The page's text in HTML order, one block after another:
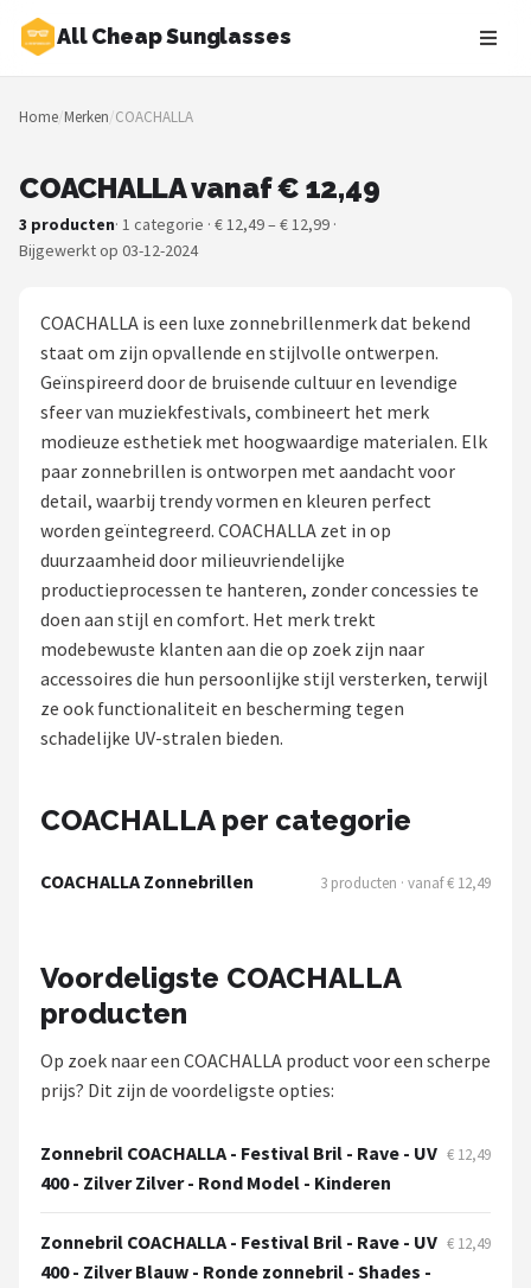
All Cheap Sunglasses
Zoeken
NAVIGATIE
Merken
Zonnebrillen
Baby zonnebrillen
POPULAIRE MERKEN
Polaroid
Kingseven
Sinner
Fako Fashion®
Guess
Fako Sunglasses®
Zonnebril Dames
Home/Merken/COACHALLA
COACHALLA vanaf € 12,49
3 producten· 1 categorie · € 12,49 – € 12,99 ·
Bijgewerkt op 03-12-2024
COACHALLA is een luxe zonnebrillenmerk dat bekend
staat om zijn opvallende en stijlvolle ontwerpen.
Geïnspireerd door de bruisende cultuur en levendige
sfeer van muziekfestivals, combineert het merk
modieuze esthetiek met hoogwaardige materialen. Elk
paar zonnebrillen is ontworpen met aandacht voor
detail, waarbij trendy vormen en kleuren perfect
worden geïntegreerd. COACHALLA zet in op
duurzaamheid door milieuvriendelijke
productieprocessen te hanteren, zonder concessies te
doen aan stijl en comfort. Het merk trekt
modebewuste klanten aan die op zoek zijn naar
accessoires die hun persoonlijke stijl versterken, terwijl
ze ook functionaliteit en bescherming tegen
schadelijke UV-stralen bieden.
COACHALLA per categorie
COACHALLA Zonnebrillen 3 producten · vanaf € 12,49
Voordeligste COACHALLA
producten
Op zoek naar een COACHALLA product voor een scherpe
prijs? Dit zijn de voordeligste opties:
Zonnebril COACHALLA - Festival Bril - Rave - UV
400 - Zilver Zilver - Rond Model - Kinderen
€ 12,49
Zonnebril COACHALLA - Festival Bril - Rave - UV
400 - Zilver Blauw - Ronde zonnebril - Shades -
€ 12,49